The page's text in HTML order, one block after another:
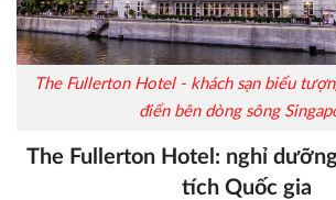
The Fullerton Hotel - khách sạn biểu
điển bên dòng sông
The Fullerton Hotel: nghỉ
tích Quốc gia